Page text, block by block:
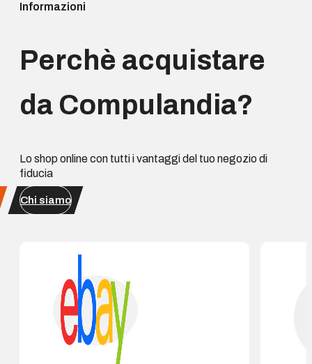
Informazioni
Perchè acquistare
da Compulandia?
Lo shop online con tutti i vantaggi del tuo negozio di
fiducia
Chi siamo